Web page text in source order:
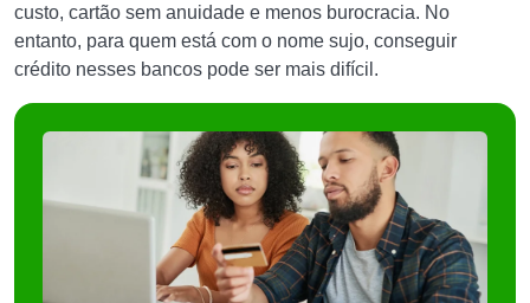
custo, cartão sem anuidade e menos burocracia. No
entanto, para quem está com o nome sujo, conseguir
crédito nesses bancos pode ser mais difícil.